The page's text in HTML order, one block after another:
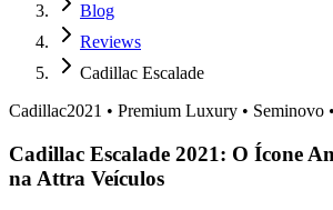
Blog
Reviews
Cadillac Escalade
Cadillac2021 • Premium Luxury • Seminovo
Cadillac Escalade 2021: O Ícone
na Attra Veículos